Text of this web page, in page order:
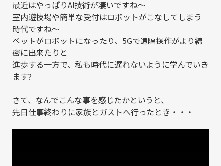
最近はやっぱりAI技術が凄いですね～
室内遊技場や簡単な受付はロボットがこなしてしまう
時代ですね～
ペットがロボットになったり、5Gで遠隔操作がより綿
密に出来たりと
進歩する一方で、私も時代に遅れないように学んでいき
ます?
さて、なんでこんな事を感じたかというと、
先日仕事終わりに家族とガストへ行ったとき・・・